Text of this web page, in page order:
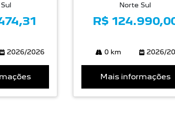
2026/2026
Norte Sul
R$
0 km 2026/
Mais informações